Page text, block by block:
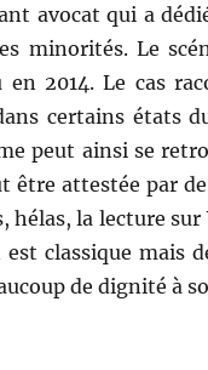
avocat qui a
minorités. Le
en 2014. Le cas
certains états
peut ainsi se
être attestée par
hélas, la lecture
classique mais
de dignité à